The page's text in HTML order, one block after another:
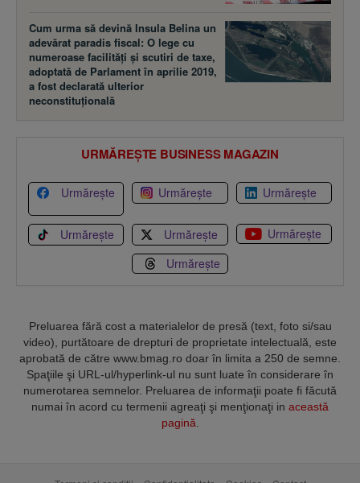
Cum urma să devină Insula Belina un
adevărat paradis fiscal: O lege cu
numeroase facilităţi şi scutiri de taxe,
adoptată de Parlament în aprilie 2019,
a fost declarată ulterior
neconstituţională
URMĂREȘTE BUSINESS MAGAZIN
Urmărește Urmărește Urmărește
Urmărește Urmărește
Urmărește
Urmărește
Preluarea fără cost a materialelor de presă (text, foto si/sau
video), purtătoare de drepturi de proprietate intelectuală, este
aprobată de către www.bmag.ro doar în limita a 250 de semne.
Spaţiile şi URL-ul/hyperlink-ul nu sunt luate în considerare în
numerotarea semnelor. Preluarea de informaţii poate fi făcută
numai în acord cu termenii agreaţi şi menţionaţi in această
pagină